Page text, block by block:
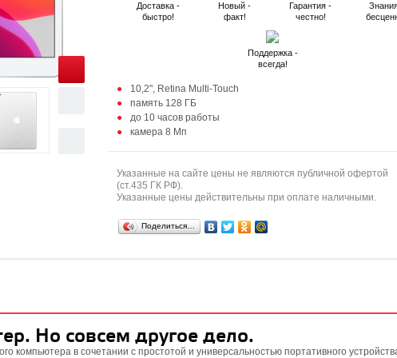
Доставка -
быстро!
Новый -
факт!
Гарантия -
честно!
Поддержка -
всегда!
10,2", Retina Multi‑Touch
память 128 ГБ
до 10 часов работы
камера 8 Мп
Указанные на сайте цены не являются публичной офертой
(ст.435 ГК РФ).
Указанные цены действительны при оплате наличными.
Поделиться…
Но совсем другое дело.
компьютера в сочетании с простотой и универсальностью портативного